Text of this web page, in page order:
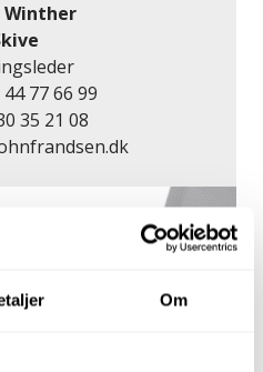
Om
Winther
44 77 66 99
35 21 08